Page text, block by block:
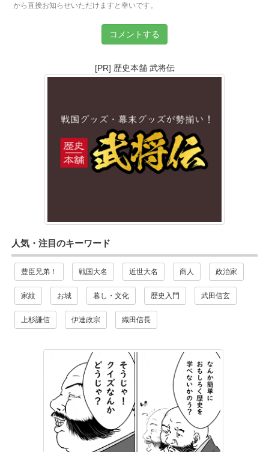
から直接お知らせいただけますと幸いです。
コメントする
[PR] 歴史本舗 武将伝
人気・注目のキーワード
豊臣兄弟！ 戦国大名 近世大名 商人 政治家
家紋 お城 暮し・文化 歴史入門 武田信玄
上杉謙信 伊達政宗 織田信長